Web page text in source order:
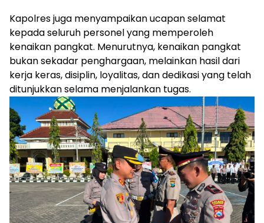
Kapolres juga menyampaikan ucapan selamat
kepada seluruh personel yang memperoleh
kenaikan pangkat. Menurutnya, kenaikan pangkat
bukan sekadar penghargaan, melainkan hasil dari
kerja keras, disiplin, loyalitas, dan dedikasi yang telah
ditunjukkan selama menjalankan tugas.